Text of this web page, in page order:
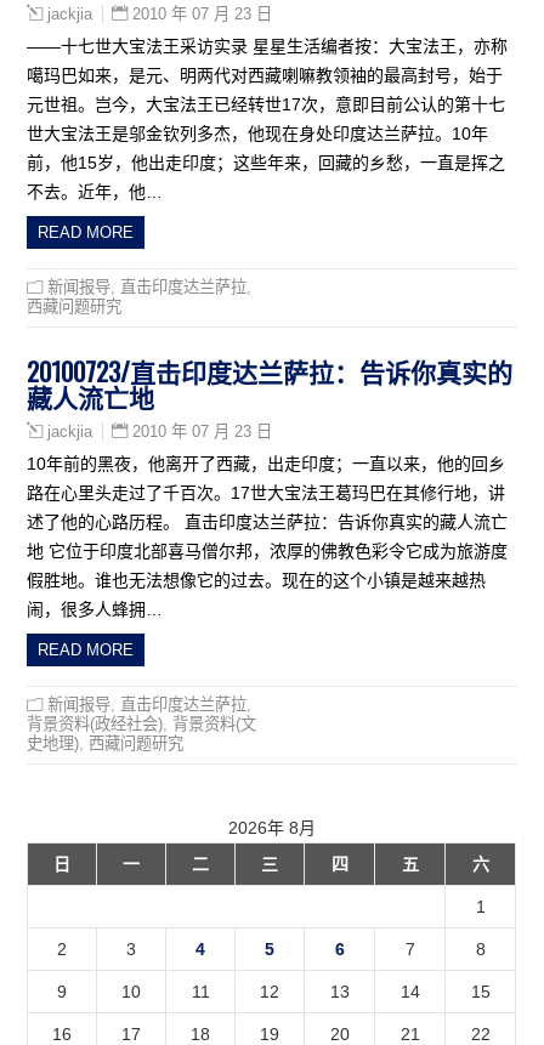
jackjia 2010 年 07 月 23 日
——十七世大宝法王采访实录 星星生活编者按：大宝法王，亦称
噶玛巴如来，是元、明两代对西藏喇嘛教领袖的最高封号，始于
元世祖。岂今，大宝法王已经转世17次，意即目前公认的第十七
世大宝法王是邬金钦列多杰，他现在身处印度达兰萨拉。10年
前，他15岁，他出走印度；这些年来，回藏的乡愁，一直是挥之
不去。近年，他…
READ MORE
新闻报导 直击印度达兰萨拉
西藏问题研究
20100723/直击印度达兰萨拉：告诉你真实的
藏人流亡地
jackjia 2010 年 07 月 23 日
10年前的黑夜，他离开了西藏，出走印度；一直以来，他的回乡
路在心里头走过了千百次。17世大宝法王葛玛巴在其修行地，讲
述了他的心路历程。 直击印度达兰萨拉：告诉你真实的藏人流亡
地 它位于印度北部喜马僧尔邦，浓厚的佛教色彩令它成为旅游度
假胜地。谁也无法想像它的过去。现在的这个小镇是越来越热
闹，很多人蜂拥…
READ MORE
新闻报导 直击印度达兰萨拉
背景资料(政经社会) 背景资料(文
史地理) 西藏问题研究
2026年 8月
日
一 二 三 四 五 六
1
2 3 4 5 6 7 8
9 10 11 12 13 14 15
16 17 18 19 20 21 22